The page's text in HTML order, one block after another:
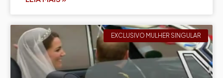
EXCLUSIVO MULHER SINGULAR